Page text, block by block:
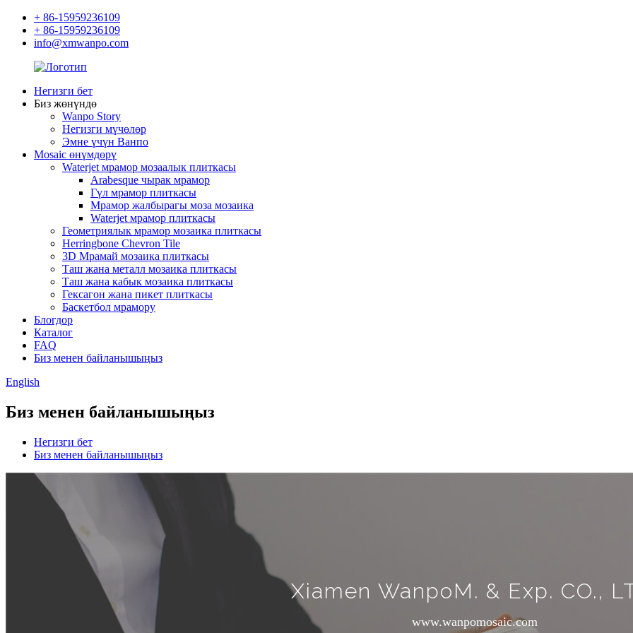
+ 86-15959236109
+ 86-15959236109
info@xmwanpo.com
Негизги бет
Биз жөнүндө
Wanpo Story
Негизги мүчөлөр
Эмне үчүн Ванпо
Mosaic өнүмдөрү
Waterjet мрамор мозаалык плиткасы
Arabesque чырак мрамор
Гүл мрамор плиткасы
Мрамор жалбырагы моза мозаика
Waterjet мрамор плиткасы
Геометриялык мрамор мозаика плиткасы
Herringbone Chevron Tile
3D Мрамай мозаика плиткасы
Таш жана металл мозаика плиткасы
Таш жана кабык мозаика плиткасы
Гексагон жана пикет плиткасы
Баскетбол мрамору
Блогдор
Каталог
FAQ
Биз менен байланышыңыз
English
Биз менен байланышыңыз
Негизги бет
Биз менен байланышыңыз
Xiamen WanpoM. & Exp. CO.,
www.wanpomosaic.com